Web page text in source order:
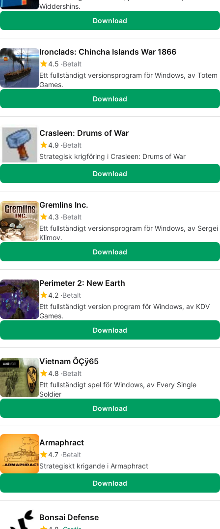
Widdershins.
Download
Ironclads: Chincha Islands War 1866
4.5 Betalt
Ett fullständigt versionsprogram för Windows, av Totem
Games.
Download
Crasleen: Drums of War
4.9 Betalt
Strategisk krigföring i Crasleen: Drums of War
Download
Gremlins Inc.
4.3 Betalt
Ett fullständigt versionsprogram för Windows, av Sergei
Klimov.
Download
Perimeter 2: New Earth
4.2 Betalt
Ett fullständigt version program för Windows, av KDV
Games.
Download
Vietnam ÔÇÿ65
4.8 Betalt
Ett fullständigt spel för Windows, av Every Single
Soldier
Download
Armaphract
4.7 Betalt
Strategiskt krigande i Armaphract
Download
Bonsai Defense